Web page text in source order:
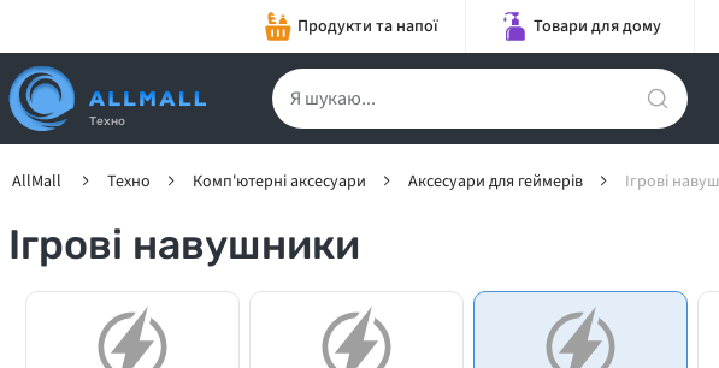
Продукти та напої Товари для дому
Техно
AllMall Техно Комп'ютерні аксесуари Аксесуари для геймерів Ігрові
Ігрові навушники